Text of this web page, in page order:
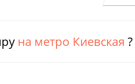
на метро Киевская ?